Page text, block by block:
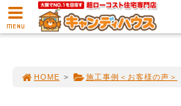
HOME > 施工事例＜お客様の声＞
MENU